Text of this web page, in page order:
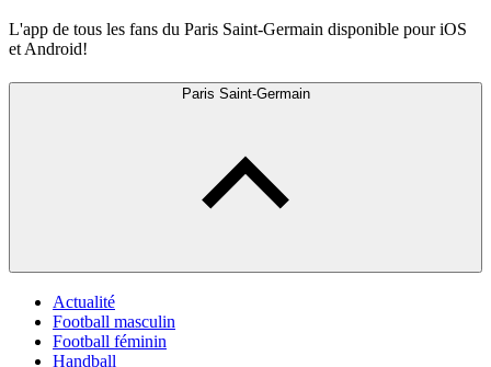
L'app de tous les fans du Paris Saint-Germain disponible pour iOS
et Android!
Paris Saint-Germain
Actualité
Football masculin
Football féminin
Handball